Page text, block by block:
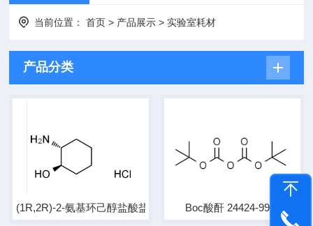
当前位置：首页 > 产品展示 > 实验室耗材
产品分类
(1R,2R)-2-氨基环己醇盐酸盐 CAS 13374-31-7Boc酸酐 24424-99-5